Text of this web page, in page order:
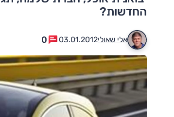
החדשות?
אלי שאולי03.01.2012
0